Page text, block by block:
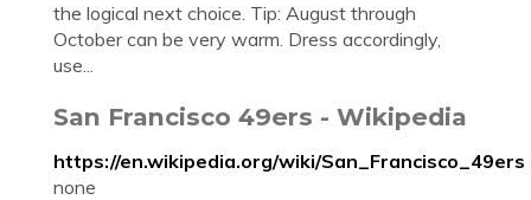
the logical next choice. Tip: August through
October can be very warm. Dress accordingly,
use...
San Francisco 49ers - Wikipedia
https://en.wikipedia.org/wiki/San_Francisco_49ers
none